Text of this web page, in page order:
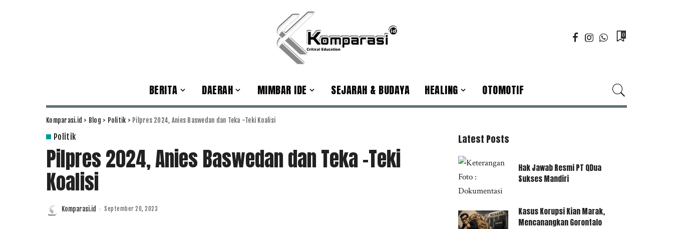
0
BERITA DAERAH MIMBAR IDE SEJARAH & BUDAYA HEALING OTOMOTIF
Komparasi.id > Blog > Politik > Pilpres 2024, Anies Baswedan dan Teka -Teki Koalisi
Politik
Pilpres 2024, Anies Baswedan dan Teka -Teki
Koalisi
Posted
Komparasi.id September 20, 2023
Latest Posts
Hak Jawab Resmi PT QDua
Sukses Mandiri
Kasus Korupsi Kian Marak,
Mencanangkan Gorontalo